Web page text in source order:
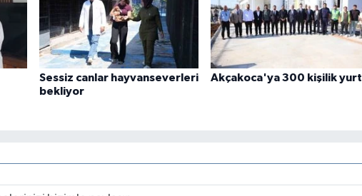
Sessiz canlar hayvanseverleri
bekliyor
Akçakoca'ya 300 kişilik yurt